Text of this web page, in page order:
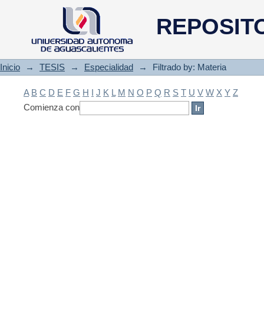
Filtrado by: Materia
Inicio → TESIS → Especialidad → Filtrado by: Materia
A B C D E F G H I J K L M N O P Q R S T U V W X Y Z
Comienza con